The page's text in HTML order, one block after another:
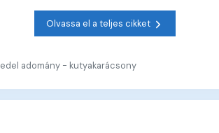
Olvassa el a teljes cikket
adomány - kutyakarácsony